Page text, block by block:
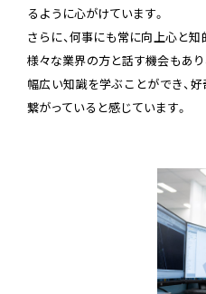
るように心がけています。
さらに、何事にも常に向上心と
様々な業界の方と話す機会もあ
幅広い知識を学ぶことができ、
繋がっていると感じています。